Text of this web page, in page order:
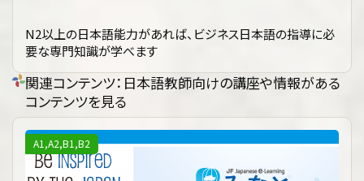
N2以上の日本語能力があれば、ビジネス日本語の指導に必
要な専門知識が学べます
関連コンテンツ：日本語教師向けの講座や情報がある
コンテンツを見る
A1,A2,B1,B2